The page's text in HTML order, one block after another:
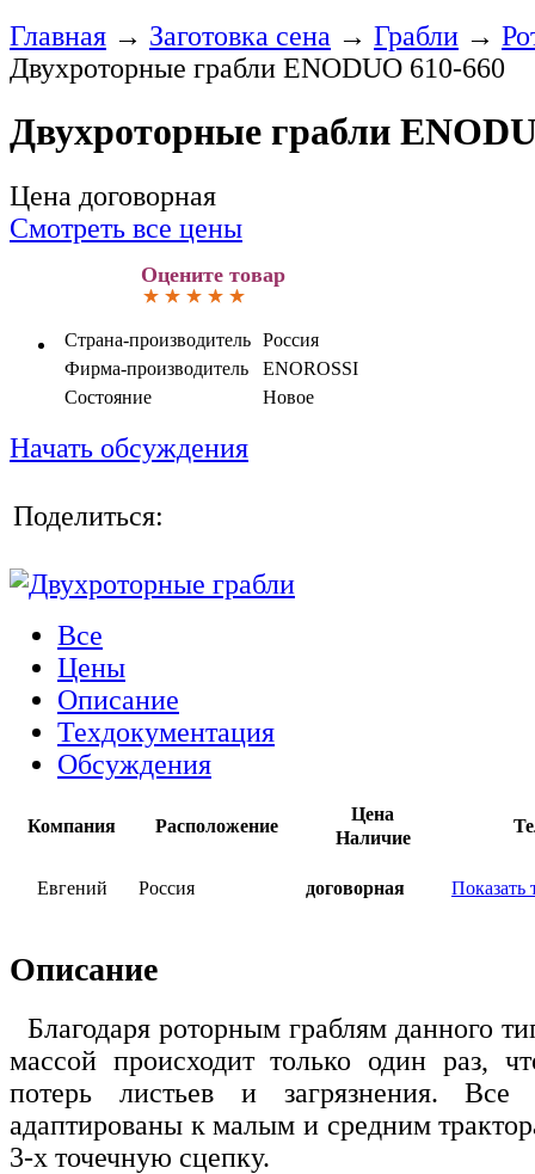
Главная → Заготовка сена → Грабли →
Двухроторные грабли ENODUO 610-660
Двухроторные грабли
Цена договорная
Смотреть все цены
Оцените товар
Страна-производитель Россия
Фирма-производитель
ENOROSSI
Состояние
Новое
Начать обсуждения
Поделиться:
Все
Цены
Описание
Техдокументация
Обсуждения
Компания Расположение
Цена
Наличие
Евгений Россия договорная Показать
Описание
Благодаря роторным граблям данного
массой происходит только один раз,
потерь листьев и загрязнения.
адаптированы к малым и средним
3-х точечную сцепку.